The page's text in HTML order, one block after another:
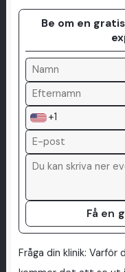
Be om en
+1
Få en
Fråga din klinik: